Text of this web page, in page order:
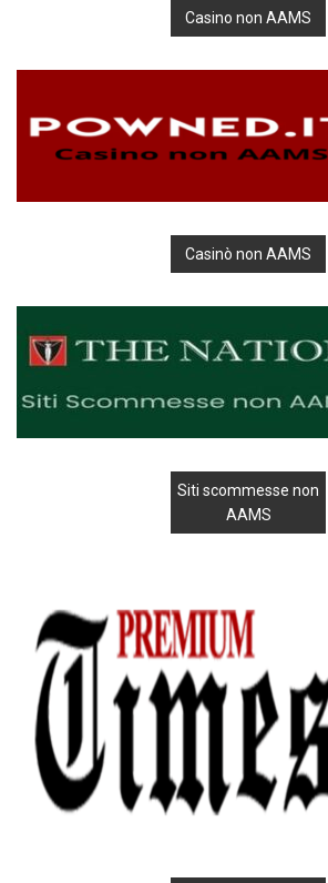
Casino non AAMS
Casinò non AAMS
Siti scommesse non
AAMS